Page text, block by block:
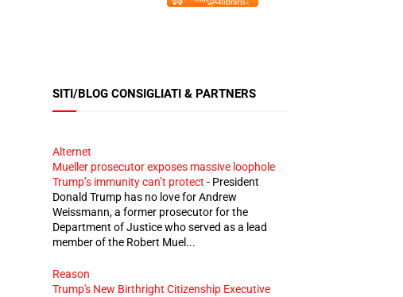
SITI/BLOG CONSIGLIATI & PARTNERS
Alternet
Mueller prosecutor exposes massive loophole
Trump’s immunity can’t protect - President
Donald Trump has no love for Andrew
Weissmann, a former prosecutor for the
Department of Justice who served as a lead
member of the Robert Muel...
Reason
Trump's New Birthright Citizenship Executive